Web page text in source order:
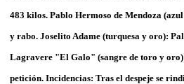
483 kilos. Pablo Hermoso de Mendoza
y rabo. Joselito Adame (turquesa y oro):
Lagravere "El Galo" (sangre de toro y
petición. Incidencias: Tras el despeje se